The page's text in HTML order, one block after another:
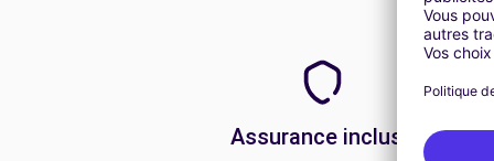
Assurance incluse